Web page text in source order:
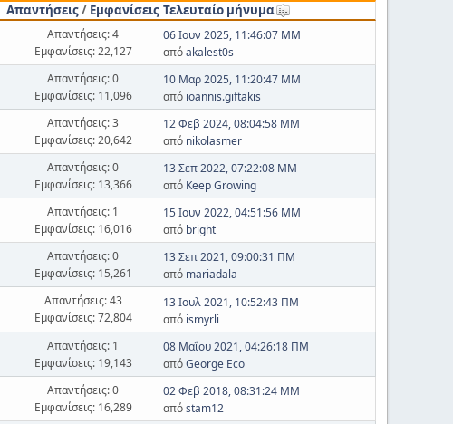
Απαντήσεις/ Εμφανίσεις Τελευταίο μήνυμα
Απαντήσεις: 4
Εμφανίσεις: 22,127
06 Ιουν 2025, 11:46:07 ΜΜ
απόakalest0s
Απαντήσεις: 0
Εμφανίσεις: 11,096
10 Μαρ 2025, 11:20:47 ΜΜ
από ioannis.giftakis
Απαντήσεις: 3
Εμφανίσεις: 20,642
12 Φεβ 2024, 08:04:58 ΜΜ
από nikolasmer
Απαντήσεις: 0
Εμφανίσεις: 13,366
13 Σεπ 2022, 07:22:08 ΜΜ
από Keep Growing
Απαντήσεις: 1
Εμφανίσεις: 16,016
15 Ιουν 2022, 04:51:56 ΜΜ
από bright
Απαντήσεις: 0
Εμφανίσεις: 15,261
13 Σεπ 2021, 09:00:31 ΠΜ
από mariadala
Απαντήσεις: 43
Εμφανίσεις: 72,804
13 Ιουλ 2021, 10:52:43 ΠΜ
από ismyrli
Απαντήσεις: 1
Εμφανίσεις: 19,143
08 Μαΐου 2021, 04:26:18 ΠΜ
απόGeorge Eco
Απαντήσεις: 0
Εμφανίσεις: 16,289
02 Φεβ 2018, 08:31:24 ΜΜ
απόstam12